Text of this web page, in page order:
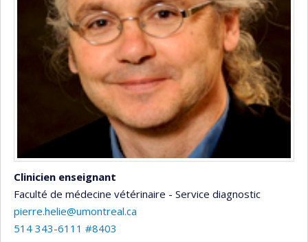
Clinicien enseignant
Faculté de médecine vétérinaire - Service diagnostic
pierre.helie@umontreal.ca
514 343-6111 #8403